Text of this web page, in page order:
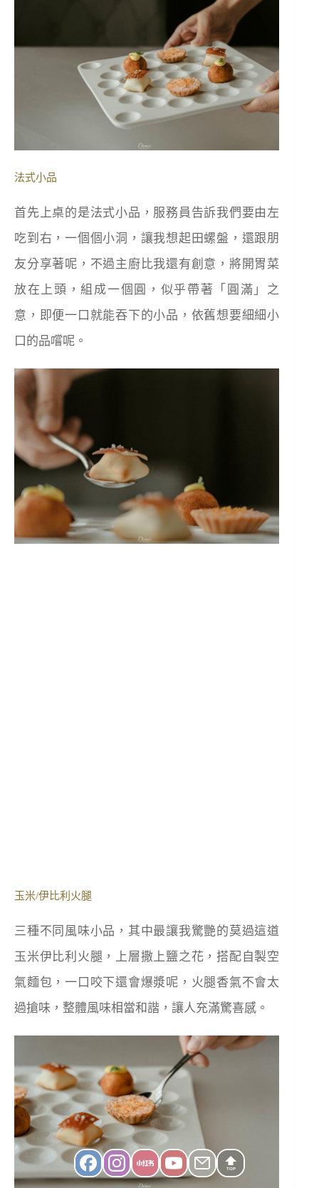
法式小品
首先上桌的是法式小品，服務員告訴我們要由左
吃到右，一個個小洞，讓我想起田螺盤，還跟朋
友分享著呢，不過主廚比我還有創意，將開胃菜
放在上頭，組成一個圓，似乎帶著「圓滿」之
意，即便一口就能吞下的小品，依舊想要細細小
口的品嚐呢。
玉米/伊比利火腿
三種不同風味小品，其中最讓我驚艷的莫過這道
玉米伊比利火腿，上層撒上鹽之花，搭配自製空
氣麵包，一口咬下還會爆漿呢，火腿香氣不會太
過搶味，整體風味相當和諧，讓人充滿驚喜感。
TOP